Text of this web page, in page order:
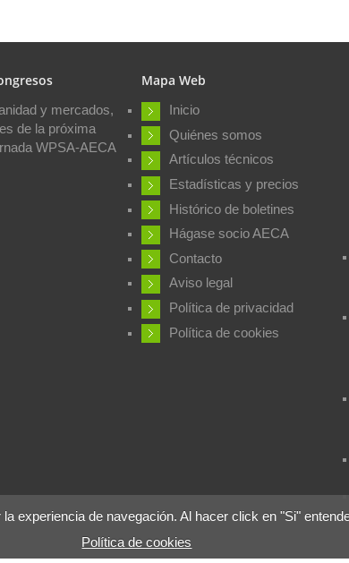
experiencia de navegación. Al hacer click en "Si"
Política de cookies
y mercados,
de la próxima
WPSA-AECA
Mapa Web
Inicio
Quiénes somos
Artículos técnicos
Estadísticas y precios
Histórico de boletines
Hágase socio AECA
Contacto
Aviso legal
Política de privacidad
Política de cookies